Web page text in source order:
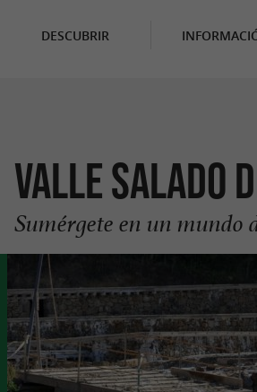
DESCUBRIR
Valle Salado
Sumérgete en un mundo